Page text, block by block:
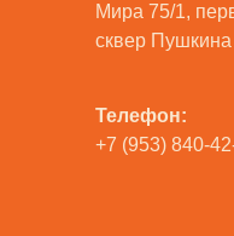
Мира 75/1,
сквер Пушкина
Телефон:
+7 (953) 840-